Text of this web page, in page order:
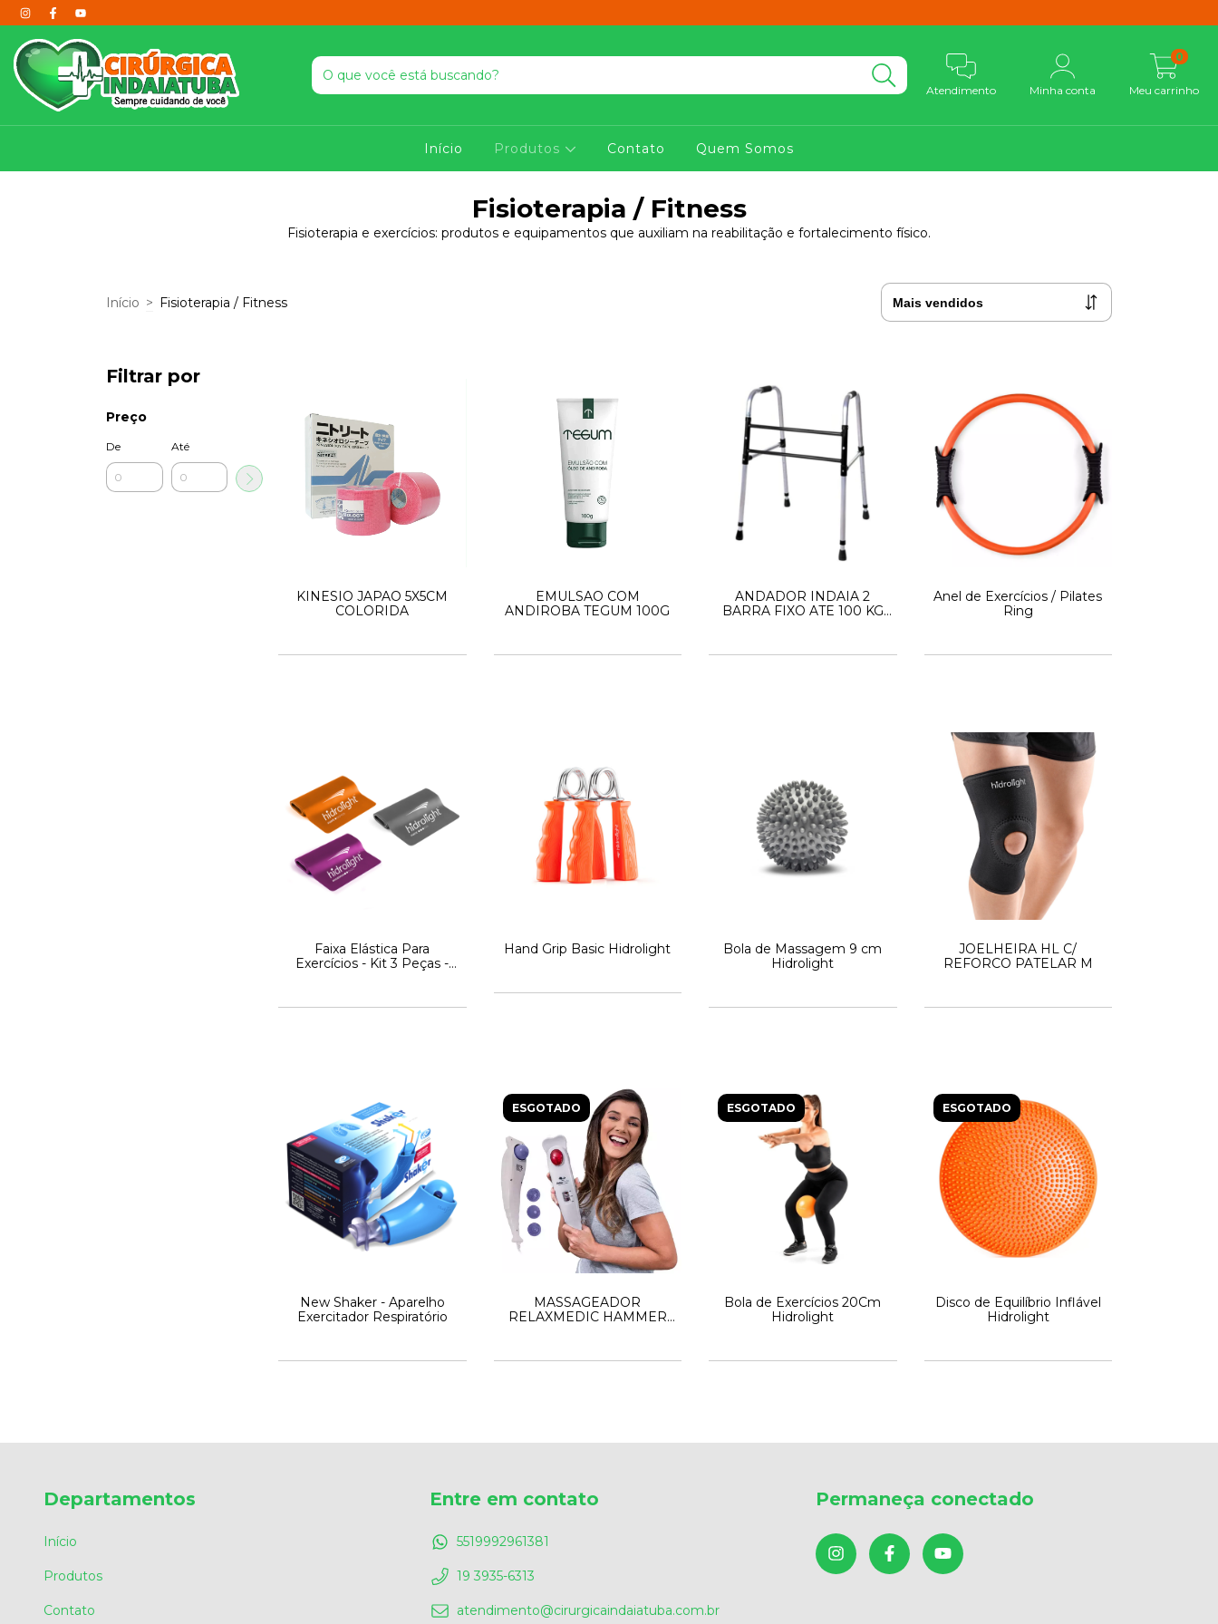
Atendimento Minha conta Meu carrinho
0
Início Produtos Contato Quem Somos
Fisioterapia / Fitness
Fisioterapia e exercícios: produtos e equipamentos que auxiliam na reabilitação e fortalecimento físico.
Início > Fisioterapia / Fitness
Filtrar por
Preço
De Até
KINESIO JAPAO 5X5CM
COLORIDA
EMULSAO COM
ANDIROBA TEGUM 100G
ANDADOR INDAIA 2
BARRA FIXO ATE 100 KG
Anel de Exercícios / Pilates
Ring
Faixa Elástica Para
Exercícios - Kit 3 Peças -
Hand Grip Basic Hidrolight
Bola de Massagem 9 cm
Hidrolight
JOELHEIRA HL C/
REFORCO PATELAR M
New Shaker - Aparelho
Exercitador Respiratório
ESGOTADO
MASSAGEADOR
RELAXMEDIC HAMMER
ESGOTADO
Bola de Exercícios 20Cm
Hidrolight
ESGOTADO
Disco de Equilíbrio Inflável
Hidrolight
Departamentos
Início
Produtos
Contato
Entre em contato
5519992961381
19 3935-6313
atendimento@cirurgicaindaiatuba.com.br
Permaneça conectado